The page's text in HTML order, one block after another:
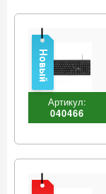
Артикул:
040466
Новый